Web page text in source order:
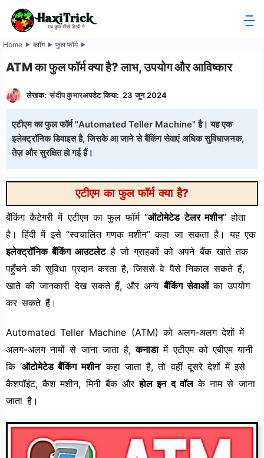
Skip
-
सब
कुछ
जाने
हिंदी
में
Home ब्लॉग फुल फॉर्म
ATM का फुल फॉर्म क्या है? लाभ, उपयोग और आविष्कार
लेखक: संदीप कुमारअपडेट किया: 23 जून 2024
एटीएम का फुल फॉर्म "Automated Teller Machine" है। यह एक
इलेक्ट्रॉनिक डिवाइस है, जिसके आ जाने से बैंकिंग सेवाएं अधिक सुविधाजनक,
तेज़ और सुरक्षित हो गई हैं।
एटीएम का फुल फॉर्म क्या है?
बैंकिंग कैटेगरी में एटीएम का फुल फॉर्म “ऑटोमेटेड टेलर मशीन” होता
है। हिंदी में इसे “स्वचालित गणक मशीन” कहा जा सकता है। यह एक
इलेक्ट्रॉनिक बैंकिंग आउटलेटहै जो ग्राहकों को अपने बैंक खाते तक
पहुँचने की सुविधा प्रदान करता है, जिससे वे पैसे निकाल सकते हैं,
खाते की जानकारी देख सकते हैं, और अन्यबैंकिंग सेवाओंका उपयोग
कर सकते हैं।
Automated Teller Machine (ATM) को अलग-अलग देशों में
अलग-अलग नामों से जाना जाता है,कनाडामें एटीएम को एबीएम यानी
कि ‘ऑटोमेटेड बैंकिंग मशीन‘ कहा जाता है, तो वहीं दूसरे देशों में इसे
कैशपॉइंट, कैश मशीन, मिनी बैंक औरहोल इन द वॉलके नाम से जाना
जाता है।